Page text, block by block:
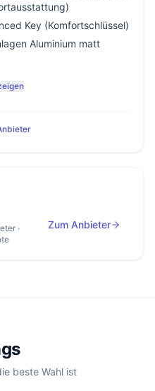
Key (Komfortschlüssel)
Aluminium matt
·
Zum Anbieter
beste Wahl ist